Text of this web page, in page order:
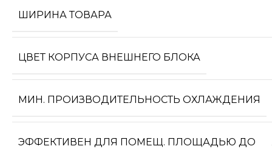
ШИРИНА ТОВАРА
ЦВЕТ КОРПУСА ВНЕШНЕГО БЛОКА
МИН. ПРОИЗВОДИТЕЛЬНОСТЬ ОХЛАЖДЕНИЯ
ЭФФЕКТИВЕН ДЛЯ ПОМЕЩ. ПЛОЩАДЬЮ ДО